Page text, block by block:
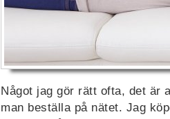
Något jag gör rätt ofta, det är
man beställa på nätet. Jag